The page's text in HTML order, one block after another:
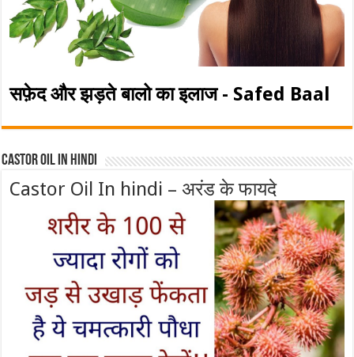
सफ़ेद और झड़ते बालो का इलाज - Safed Baal
Castor Oil In Hindi
Castor Oil In hindi – अरंड के फायदे